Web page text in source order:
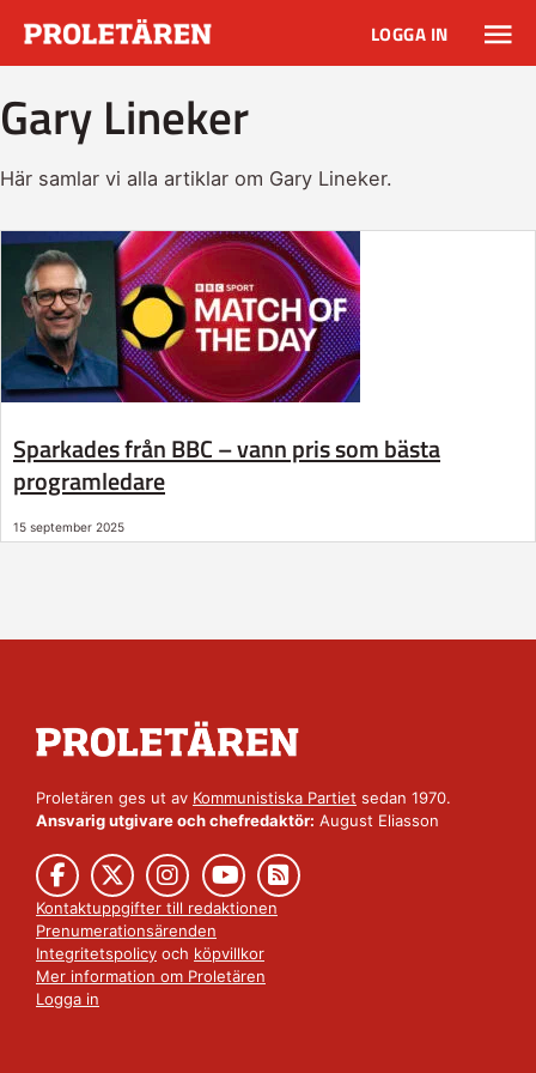
LOGGA IN
Gary Lineker
Här samlar vi alla artiklar om Gary Lineker.
Sparkades från BBC – vann pris som bästa
programledare
15 september 2025
Proletären ges ut av Kommunistiska Partiet sedan 1970.
Ansvarig utgivare och chefredaktör: August Eliasson
Kontaktuppgifter till redaktionen
Prenumerationsärenden
Integritetspolicy och köpvillkor
Mer information om Proletären
Logga in